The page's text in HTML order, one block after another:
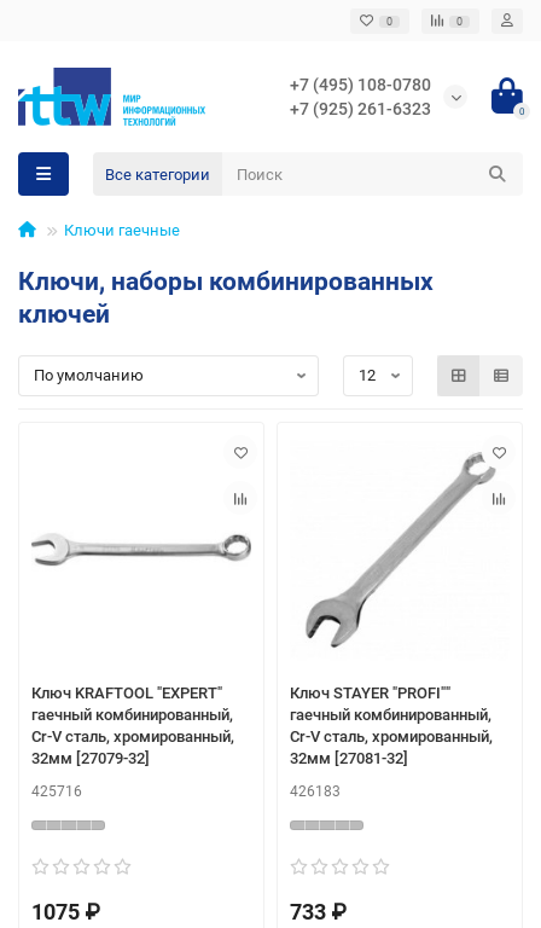
0 0
+7 (495) 108-0780
+7 (925) 261-6323
0
Все категории
Ключи гаечные
Ключи, наборы комбинированных
ключей
Ключ KRAFTOOL "EXPERT"
гаечный комбинированный,
Cr-V сталь, хромированный,
32мм [27079-32]
425716
1075 ₽
Ключ STAYER "PROFI""
гаечный комбинированный,
Cr-V сталь, хромированный,
32мм [27081-32]
426183
733 ₽